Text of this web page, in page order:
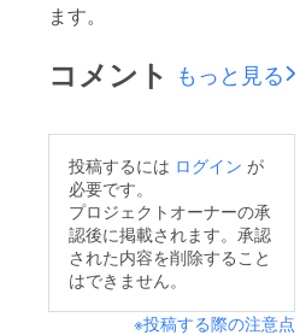
ます。
コメント もっと見る
投稿するには ログイン が
必要です。
プロジェクトオーナーの承
認後に掲載されます。承認
された内容を削除すること
はできません。
※投稿する際の注意点